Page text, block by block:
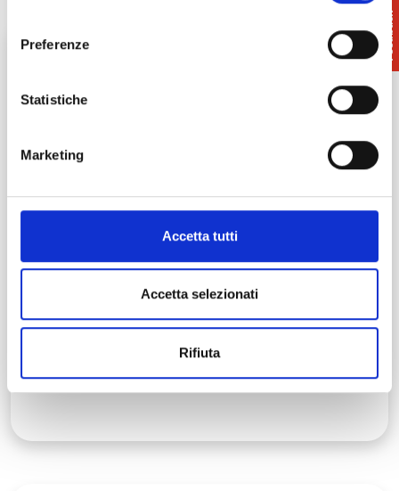
Preferenze
Statistiche
Marketing
Accetta tutti
Accetta selezionati
Rifiuta
Terre di Pisa “noir”: delitti,
fantasmi e misteri
Le Terre di Pisa sono un territorio ricco di borghi,
fortezze e ville, nei quali aleggiano leggende di
Leggi tutto →